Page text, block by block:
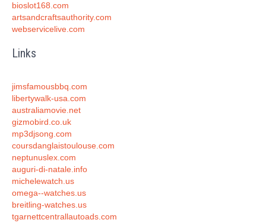
bioslot168.com
artsandcraftsauthority.com
webservicelive.com
Links
jimsfamousbbq.com
libertywalk-usa.com
australiamovie.net
gizmobird.co.uk
mp3djsong.com
coursdanglaistoulouse.com
neptunuslex.com
auguri-di-natale.info
michelewatch.us
omega--watches.us
breitling-watches.us
tgarnettcentrallautoads.com